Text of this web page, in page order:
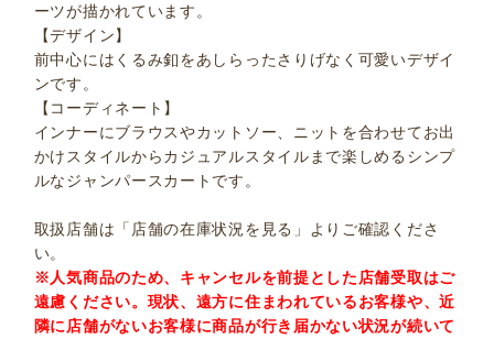
ーツが描かれています。
【デザイン】
前中心にはくるみ釦をあしらったさりげなく可愛いデザイ
ンです。
【コーディネート】
インナーにブラウスやカットソー、ニットを合わせてお出
かけスタイルからカジュアルスタイルまで楽しめるシンプ
ルなジャンパースカートです。
取扱店舗は「店舗の在庫状況を見る」よりご確認くださ
い。
※人気商品のため、キャンセルを前提とした店舗受取はご
遠慮ください。現状、遠方に住まわれているお客様や、近
隣に店舗がないお客様に商品が行き届かない状況が続いて